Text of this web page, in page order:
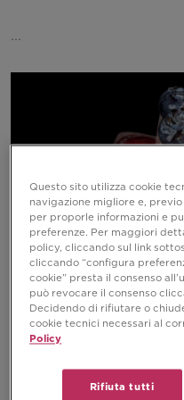
...
Questo sito utilizza cookie
navigazione migliore e,
per proporle informazioni e
preferenze. Per maggiori
policy, cliccando sul link
cliccando “configura
cookie” presta il consenso
può revocare il consenso
Decidendo di rifiutare o
cookie tecnici necessari al
Policy
Rifiuta tutti